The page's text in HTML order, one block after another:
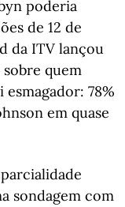
poderia
de 12 de
da ITV lançou
quem
78%
em quase
sondagem com